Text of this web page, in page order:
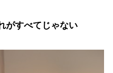
がすべてじゃない